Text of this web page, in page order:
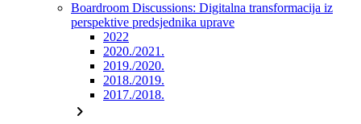
Boardroom Discussions: Digitalna transformacija iz
perspektive predsjednika uprave
2022
2020./2021.
2019./2020.
2018./2019.
2017./2018.
chevron_right